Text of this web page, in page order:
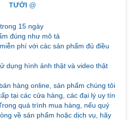
TƯỚI @
15 ngày
đúng như mô tả
phí với các sản phẩm đủ điều
dụng hình ảnh thật và video thật
hàng online, sản phẩm chúng tôi
tại các cửa hàng, các đại lý uy tín
quá trình mua hàng, nếu quý
về sản phẩm hoặc dịch vụ, hãy